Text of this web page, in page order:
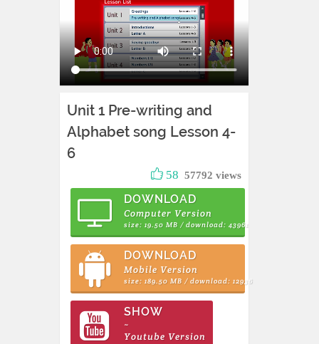
Unit 1 Pre-writing and
Alphabet song Lesson 4-
6
58 57792 views
DOWNLOAD
Computer Version
size: 19.50 MB / download: 43961
DOWNLOAD
Mobile Version
size: 189.50 MB / download: 12936
SHOW
~
Youtube Version